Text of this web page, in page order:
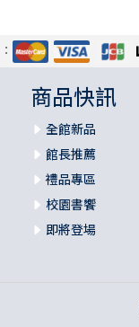
商品快訊
全館新品
館長推薦
禮品專區
校園書饗
即將登場